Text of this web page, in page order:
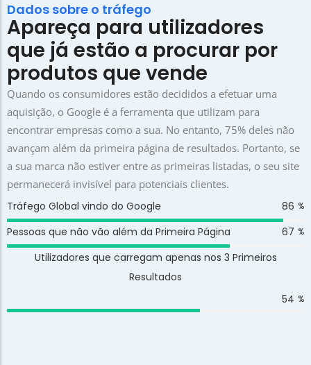
Dados sobre o tráfego
Apareça para utilizadores
que já estão a procurar por
produtos que vende
Quando os consumidores estão decididos a efetuar uma
aquisição, o Google é a ferramenta que utilizam para
encontrar empresas como a sua. No entanto, 75% deles não
avançam além da primeira página de resultados. Portanto, se
a sua marca não estiver entre as primeiras listadas, o seu site
permanecerá invisível para potenciais clientes.
Tráfego Global vindo do Google
93 %
Pessoas que não vão além da Primeira Página 75 %
Utilizadores que carregam apenas nos 3 Primeiros
Resultados
65 %